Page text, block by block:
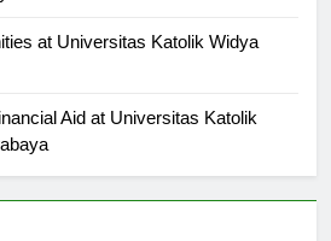
at Universitas Katolik Widya
Aid at Universitas Katolik